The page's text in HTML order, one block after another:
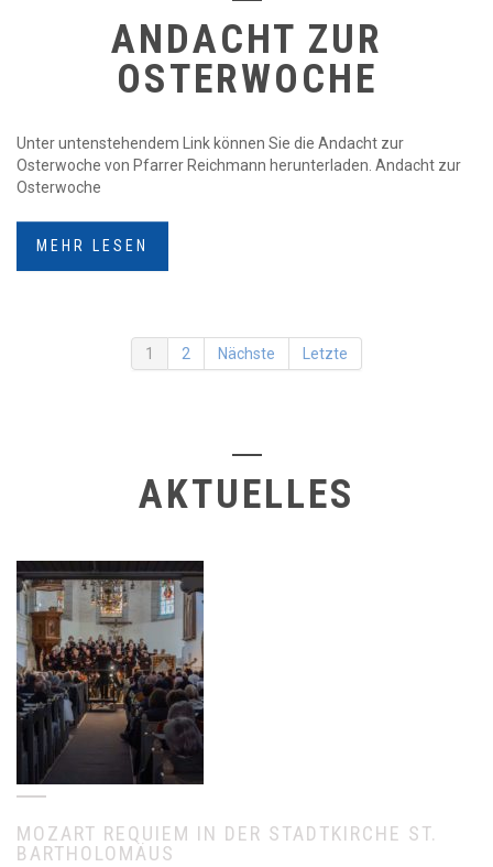
ANDACHT ZUR
OSTERWOCHE
Unter untenstehendem Link können Sie die Andacht zur
Osterwoche von Pfarrer Reichmann herunterladen. Andacht zur
Osterwoche
MEHR LESEN
1 2 Nächste Letzte
AKTUELLES
MOZART REQUIEM IN DER STADTKIRCHE ST.
BARTHOLOMÄUS